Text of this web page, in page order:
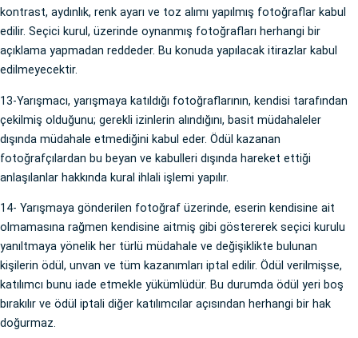
kontrast, aydınlık, renk ayarı ve toz alımı yapılmış fotoğraflar kabul
edilir. Seçici kurul, üzerinde oynanmış fotoğrafları herhangi bir
açıklama yapmadan reddeder. Bu konuda yapılacak itirazlar kabul
edilmeyecektir.
13-Yarışmacı, yarışmaya katıldığı fotoğraflarının, kendisi tarafından
çekilmiş olduğunu; gerekli izinlerin alındığını, basit müdahaleler
dışında müdahale etmediğini kabul eder. Ödül kazanan
fotoğrafçılardan bu beyan ve kabulleri dışında hareket ettiği
anlaşılanlar hakkında kural ihlali işlemi yapılır.
14- Yarışmaya gönderilen fotoğraf üzerinde, eserin kendisine ait
olmamasına rağmen kendisine aitmiş gibi göstererek seçici kurulu
yanıltmaya yönelik her türlü müdahale ve değişiklikte bulunan
kişilerin ödül, unvan ve tüm kazanımları iptal edilir. Ödül verilmişse,
katılımcı bunu iade etmekle yükümlüdür. Bu durumda ödül yeri boş
bırakılır ve ödül iptali diğer katılımcılar açısından herhangi bir hak
doğurmaz.